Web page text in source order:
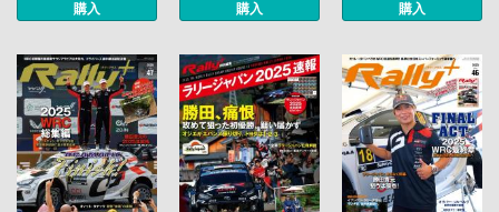
購入 購入 購入